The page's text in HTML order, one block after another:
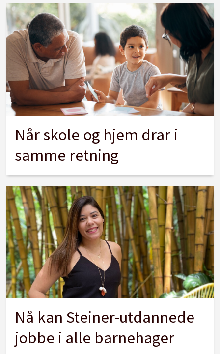
Når skole og hjem drar i
samme retning
Nå kan Steiner-utdannede
jobbe i alle barnehager